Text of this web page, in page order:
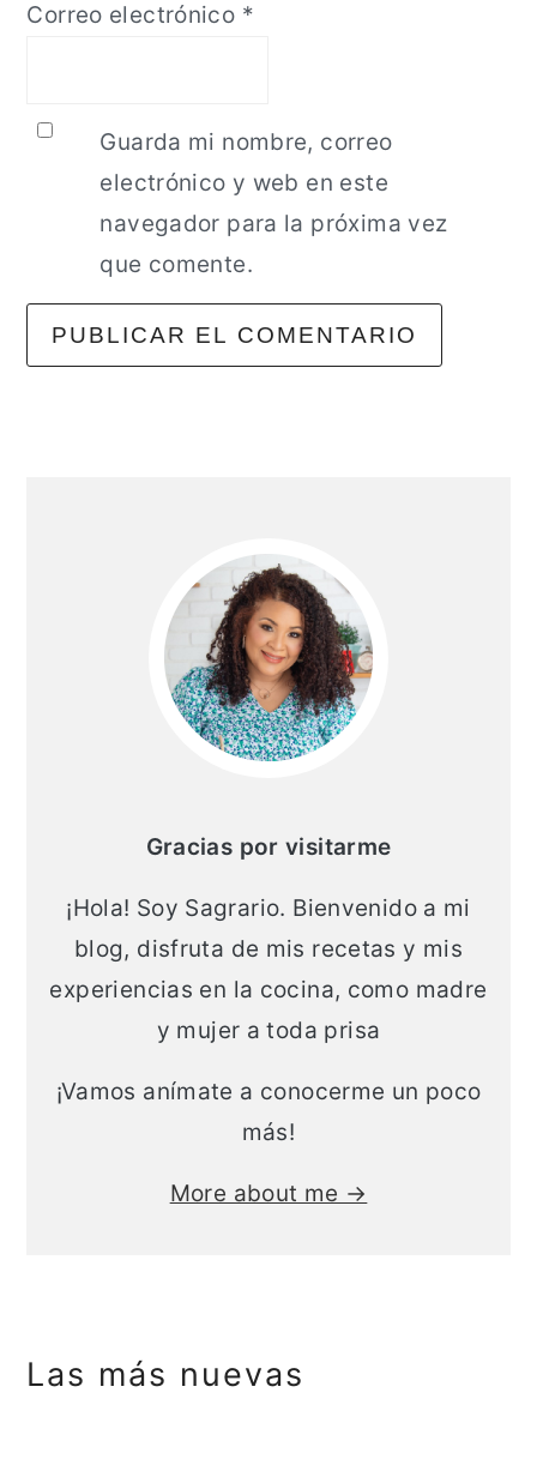
Correo electrónico *
Guarda mi nombre, correo
electrónico y web en este
navegador para la próxima vez
que comente.
principal
Gracias por visitarme
¡Hola! Soy Sagrario. Bienvenido a mi
blog, disfruta de mis recetas y mis
experiencias en la cocina, como madre
y mujer a toda prisa
¡Vamos anímate a conocerme un poco
más!
More about me →
Las más nuevas